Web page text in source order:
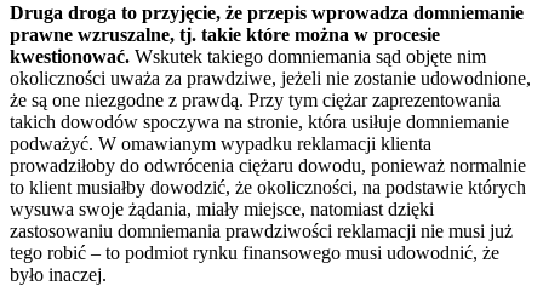
Druga droga to przyjęcie, że przepis wprowadza domniemanie
prawne wzruszalne, tj. takie które można w procesie
kwestionować. Wskutek takiego domniemania sąd objęte nim
okoliczności uważa za prawdziwe, jeżeli nie zostanie udowodnione,
że są one niezgodne z prawdą. Przy tym ciężar zaprezentowania
takich dowodów spoczywa na stronie, która usiłuje domniemanie
podważyć. W omawianym wypadku reklamacji klienta
prowadziłoby do odwrócenia ciężaru dowodu, ponieważ normalnie
to klient musiałby dowodzić, że okoliczności, na podstawie których
wysuwa swoje żądania, miały miejsce, natomiast dzięki
zastosowaniu domniemania prawdziwości reklamacji nie musi już
tego robić – to podmiot rynku finansowego musi udowodnić, że
było inaczej.